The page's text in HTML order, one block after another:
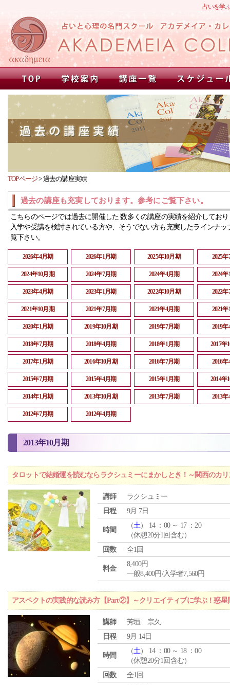
占いを学
TOPページ>過去の講座実績
過去の講座も充実しております。参考にご覧下さい。
こちらのページでは過去に開催した 数多くの講座の実績を紹介してお
入学や受講を検討されている方や、そうでない方も充実したラインナッ
覧下さい。
2026年4月期 2026年1月期 2025年10月期 2025
2024年10月期 2024年7月期 2024年4月期 2024
2023年4月期 2023年1月期 2022年10月期 2022
2021年10月期 2021年7月期 2021年4月期 2021
2020年1月期 2019年10月期 2019年7月期 2019
2018年7月期 2018年4月期 2018年1月期 2017年
2017年1月期 2016年10月期 2016年7月期 2016
2015年7月期 2015年4月期 2015年1月期 2014年
2014年1月期 2013年10月期 2013年7月期 2013
2012年7月期 2012年4月期
2013年10月期
タロットで結婚運を読むならラクシュミーにまかしとき！～関西のカ
講師
ラクシュミー
日程
9月 7日
時間
（土） 14 ：00 ～ 17 ：20
（休憩20分1回含む）
回数
全1回
料金
8,400円
一般8,400円/入学者7,560円
アスペクトの実践的な読み方【Part②】～クリエイティブに学ぶ！惑
講師
芳垣 宗久
日程
9月 14日
時間
（土） 14 ：00 ～ 18 ：00
（休憩20分1回含む）
回数
全1回